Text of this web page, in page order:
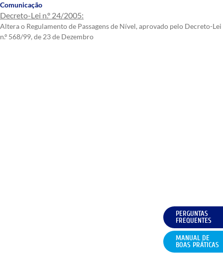
Comunicação
Decreto-Lei n.º 24/2005:
Altera o Regulamento de Passagens de Nível, aprovado pelo Decreto-Lei
n.º 568/99, de 23 de Dezembro
PERGUNTAS
FREQUENTES
MANUAL DE
BOAS PRÁTICAS